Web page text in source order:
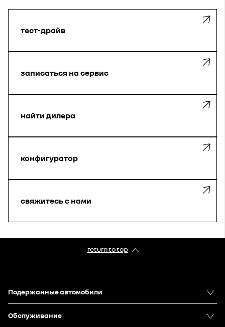
тест-драйв
записаться на сервис
найти дилера
конфигуратор
свяжитесь с нами
return to top
Подержанныe автомобили
Oбслуживание